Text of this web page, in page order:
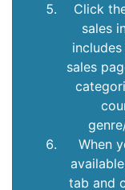
Click
sales
sales
When
tab and